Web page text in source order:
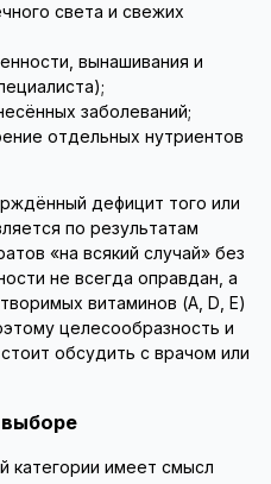
света и свежих
вынашивания и
заболеваний;
отдельных нутриентов
дефицит того или
по результатам
«на всякий случай» без
не всегда оправдан, а
витаминов (A, D, E)
целесообразность и
обсудить с врачом или
категории имеет смысл